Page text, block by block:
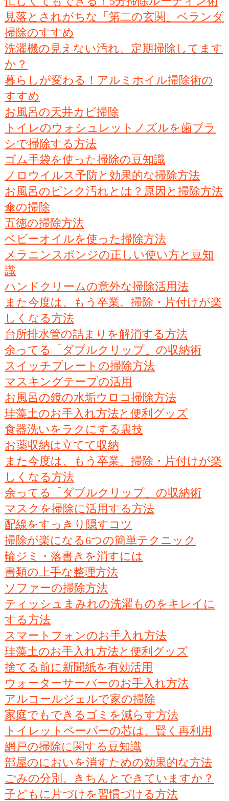
見落とされがちな「第二の玄関」ベランダ
掃除のすすめ
洗濯機の見えない汚れ、定期掃除してます
か？
暮らしが変わる！アルミホイル掃除術の
すすめ
お風呂の天井カビ掃除
トイレのウォシュレットノズルを歯ブラ
シで掃除する方法
ゴム手袋を使った掃除の豆知識
ノロウイルス予防と効果的な掃除方法
お風呂のピンク汚れとは？原因と掃除方法
傘の掃除
五徳の掃除方法
ベビーオイルを使った掃除方法
メラニンスポンジの正しい使い方と豆知
識
ハンドクリームの意外な掃除活用法
また今度は、もう卒業。掃除・片付けが楽
しくなる方法
台所排水管の詰まりを解消する方法
余ってる「ダブルクリップ」の収納術
スイッチプレートの掃除方法
マスキングテープの活用
お風呂の鏡の水垢ウロコ掃除方法
珪藻土のお手入れ方法と便利グッズ
食器洗いをラクにする裏技
お薬収納は立てて収納
また今度は、もう卒業。掃除・片付けが楽
しくなる方法
余ってる「ダブルクリップ」の収納術
マスクを掃除に活用する方法
配線をすっきり隠すコツ
掃除が楽になる6つの簡単テクニック
輪ジミ・落書きを消すには
書類の上手な整理方法
ソファーの掃除方法
ティッシュまみれの洗濯ものをキレイに
する方法
スマートフォンのお手入れ方法
珪藻土のお手入れ方法と便利グッズ
捨てる前に新聞紙を有効活用
ウォーターサーバーのお手入れ方法
アルコールジェルで家の掃除
家庭でもできるゴミを減らす方法
トイレットペーパーの芯は、賢く再利用
網戸の掃除に関する豆知識
部屋のにおいを消すための効果的な方法
ごみの分別、きちんとできていますか？
子どもに片づけを習慣づける方法